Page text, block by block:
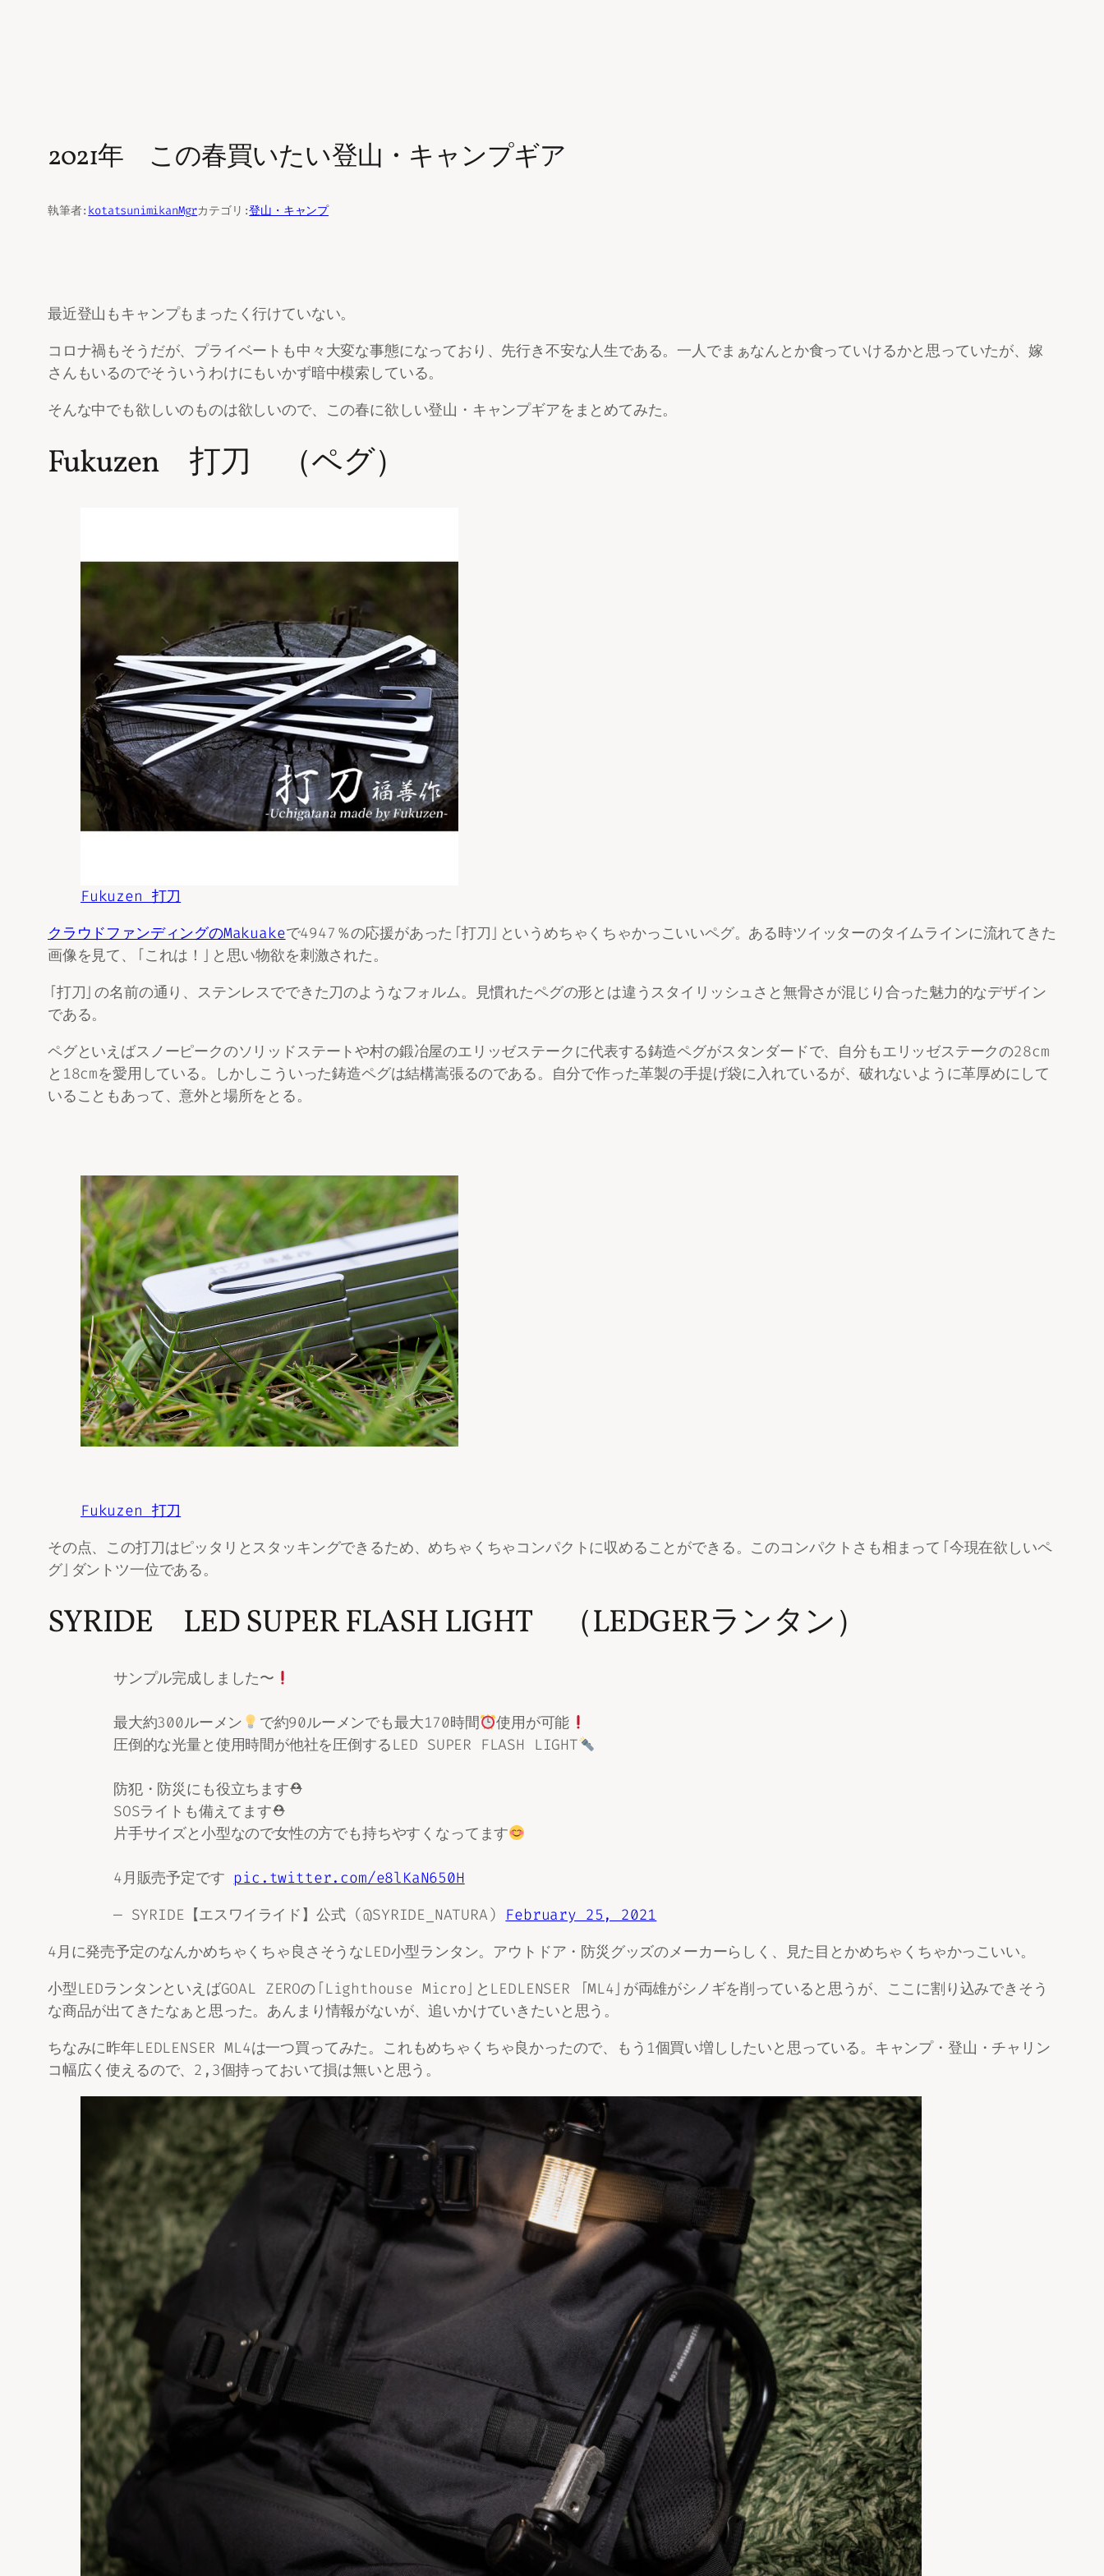
2021年 この春買いたい登山・キャンプギア
執筆者: kotatsunimikanMgrカテゴリ:登山・キャンプ
最近登山もキャンプもまったく行けていない。
コロナ禍もそうだが、プライベートも中々大変な事態になっており、先行き不安な人生である。一人でまぁなんとか食っていけるかと思っていたが、嫁
さんもいるのでそういうわけにもいかず暗中模索している。
そんな中でも欲しいのものは欲しいので、この春に欲しい登山・キャンプギアをまとめてみた。
Fukuzen 打刀 （ペグ）
Fukuzen 打刀
クラウドファンディングのMakuakeで4947％の応援があった「打刀」というめちゃくちゃかっこいいペグ。ある時ツイッターのタイムラインに流れてきた
画像を見て、「これは！」と思い物欲を刺激された。
「打刀」の名前の通り、ステンレスでできた刀のようなフォルム。見慣れたペグの形とは違うスタイリッシュさと無骨さが混じり合った魅力的なデザイン
である。
ペグといえばスノーピークのソリッドステートや村の鍛冶屋のエリッゼステークに代表する鋳造ペグがスタンダードで、自分もエリッゼステークの28cm
と18cmを愛用している。しかしこういった鋳造ペグは結構嵩張るのである。自分で作った革製の手提げ袋に入れているが、破れないように革厚めにして
いることもあって、意外と場所をとる。
Fukuzen 打刀
その点、この打刀はピッタリとスタッキングできるため、めちゃくちゃコンパクトに収めることができる。このコンパクトさも相まって「今現在欲しいペ
グ」ダントツ一位である。
SYRIDE LED SUPER FLASH LIGHT （LEDGERランタン）
サンプル完成しました〜
最大約300ルーメン で約90ルーメンでも最大170時間
使用が可能
圧倒的な光量と使用時間が他社を圧倒するLED SUPER FLASH LIGHT
防犯・防災にも役立ちます⛑
SOSライトも備えてます⛑
片手サイズと小型なので女性の方でも持ちやすくなってます
4月販売予定です pic.twitter.com/e8lKaN650H
— SYRIDE【エスワイライド】公式 (@SYRIDE_NATURA) February 25, 2021
4月に発売予定のなんかめちゃくちゃ良さそうなLED小型ランタン。アウトドア・防災グッズのメーカーらしく、見た目とかめちゃくちゃかっこいい。
小型LEDランタンといえばGOAL ZEROの「Lighthouse Micro」とLEDLENSER 「ML4」が両雄がシノギを削っていると思うが、ここに割り込みできそう
な商品が出てきたなぁと思った。あんまり情報がないが、追いかけていきたいと思う。
ちなみに昨年LEDLENSER ML4は一つ買ってみた。これもめちゃくちゃ良かったので、もう1個買い増ししたいと思っている。キャンプ・登山・チャリン
コ幅広く使えるので、2,3個持っておいて損は無いと思う。